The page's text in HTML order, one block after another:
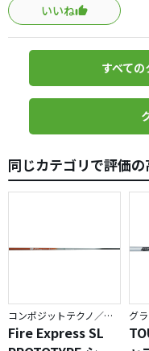
まとめ（個人的に感じ
DGS200が硬く感じる
ダス105R
DGS200は硬くはない
ス120Xかモーダス105S
手元が重いのが好きな
手元が軽いのが好きな
いる」のと、「ヘッド
う差と、ゾディアヘッ
冬は結果が出なさそう
また、体があったまっ
良い球が出るのですが
果が出にくかったです。
もう少し気候が良くな
せんが、
なんか、より打ちやす
ッド同グリップでロゴ
でも損した気分にはな
ただシャフトのロゴは
いいね
すべて
同じカテゴリで評価
コンポジットテクノ／ファイアーエクスプレス
Fire Express SL